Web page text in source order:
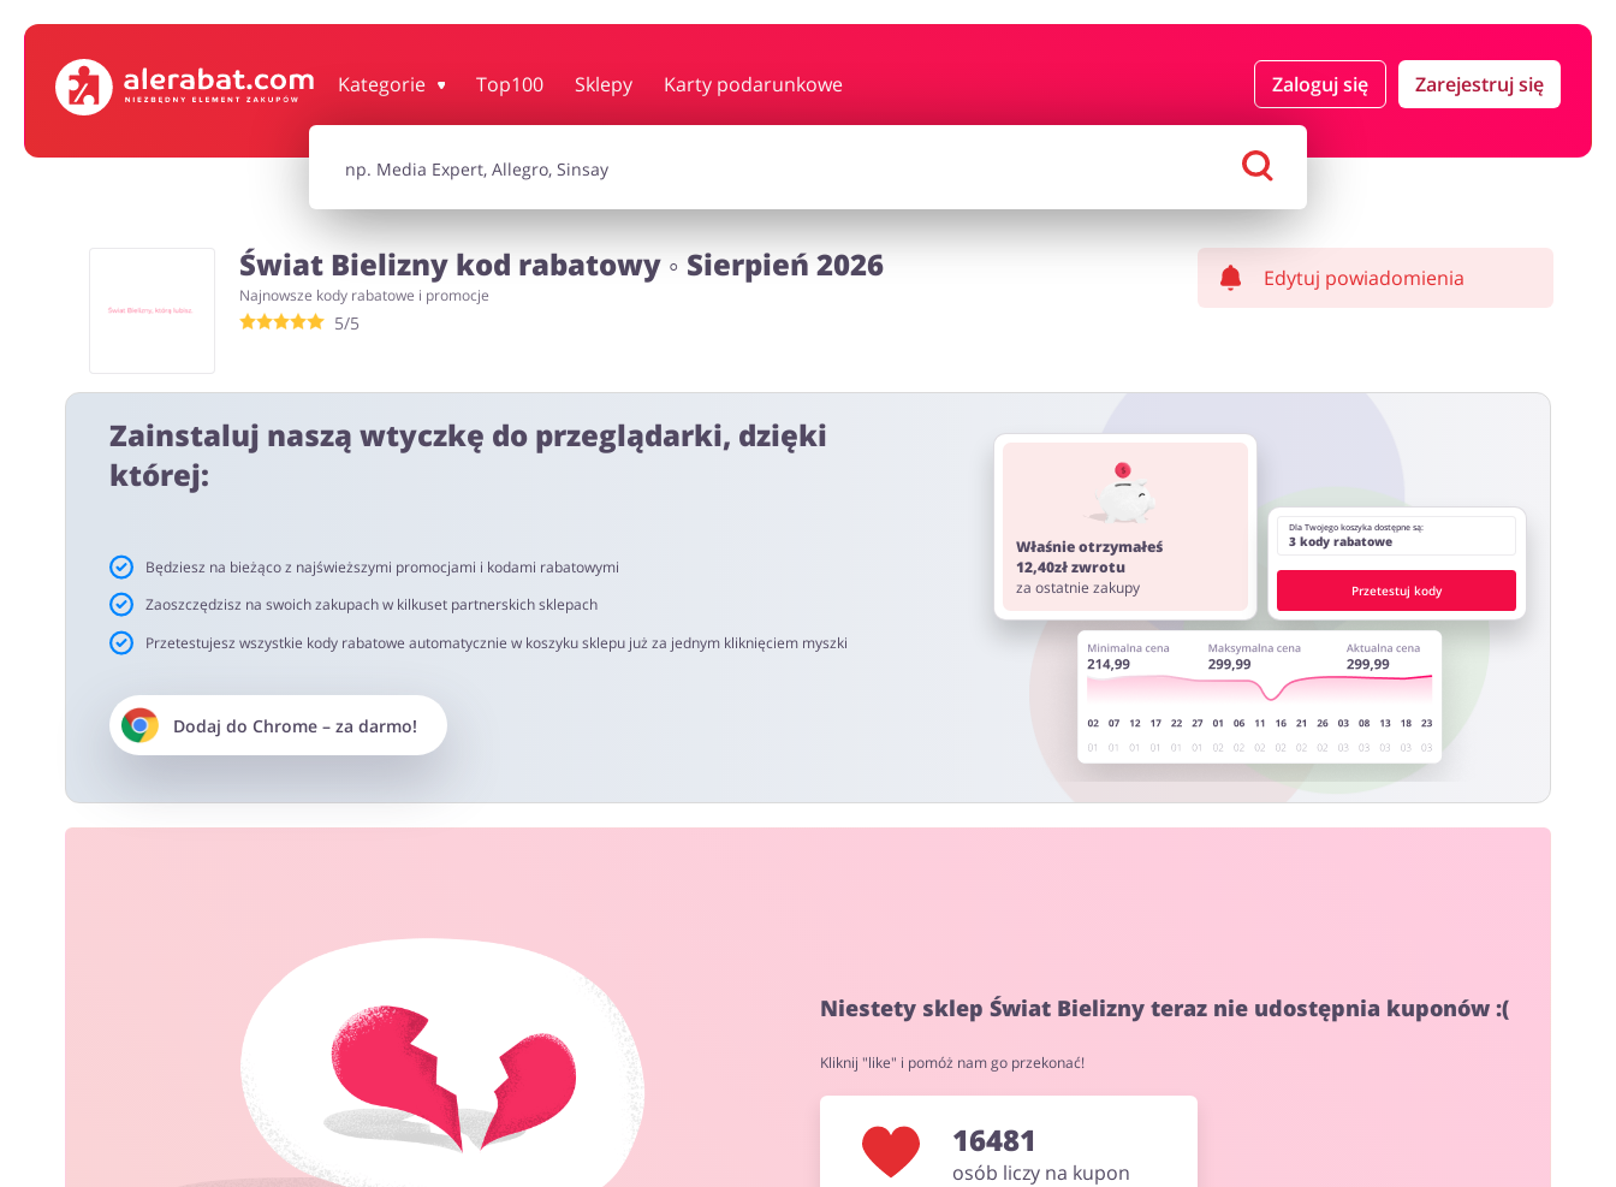
Kategorie Top100 Sklepy Karty podarunkowe Zaloguj się Zarejestruj się
Turystyka i Podróże Usługi Zdrowie i uroda
Świat Bielizny kod rabatowy ◦ Sierpień 2026
Najnowsze kody rabatowe i promocje
5/5
Edytuj powiadomienia
Zainstaluj naszą wtyczkę do przeglądarki, dzięki
której:
Będziesz na bieżąco z najświeższymi promocjami i kodami rabatowymi
Zaoszczędzisz na swoich zakupach w kilkuset partnerskich sklepach
Przetestujesz wszystkie kody rabatowe automatycznie w koszyku sklepu już za jednym kliknięciem myszki
Dodaj do Chrome– za darmo!
Właśnie otrzymałeś
12,40zł zwrotu
za ostatnie zakupy
Dla Twojego koszyka dostępne są:
3 kody rabatowe
Przetestuj kody
Niestety sklep Świat Bielizny teraz nie udostępnia kuponów :(
Kliknij "like" i pomóż nam go przekonać!
16481
osób liczy na kupon